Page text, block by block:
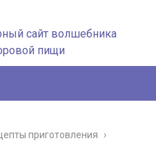
приготовления ›